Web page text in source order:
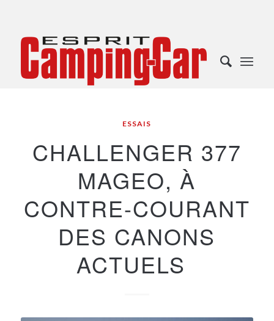
ESSAIS
CHALLENGER 377
MAGEO, À
CONTRE-COURANT
DES CANONS
ACTUELS